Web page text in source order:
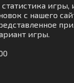
игры,
с нашего
игры.